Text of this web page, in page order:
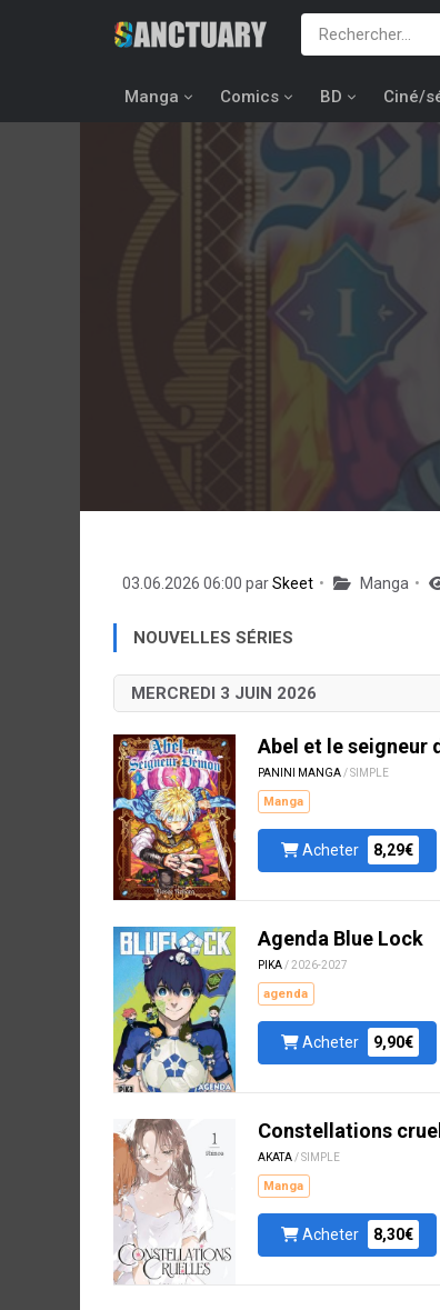
Manga Comics BD Ciné/
03.06.2026 06:00 parSkeet Manga
NOUVELLES SÉRIES
MERCREDI 3 JUIN 2026
Abel et le seigneur
PANINI MANGA / SIMPLE
Manga
Acheter 8,29€
Agenda Blue Lock
PIKA / 2026-2027
agenda
Acheter 9,90€
Constellations
AKATA / SIMPLE
Manga
Acheter 8,30€